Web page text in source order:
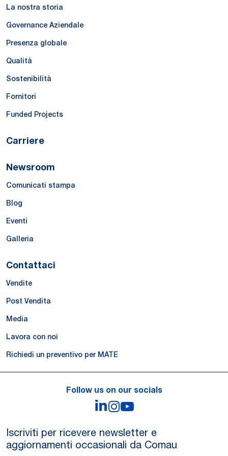
La nostra storia
Governance Aziendale
Presenza globale
Qualità
Sostenibilità
Fornitori
Funded Projects
Carriere
Newsroom
Comunicati stampa
Blog
Eventi
Galleria
Contattaci
Vendite
Post Vendita
Media
Lavora con noi
Richiedi un preventivo per MATE
Follow us on our socials
LinkedIn
Instagram
Iscriviti per ricevere newsletter e
aggiornamenti occasionali da Comau